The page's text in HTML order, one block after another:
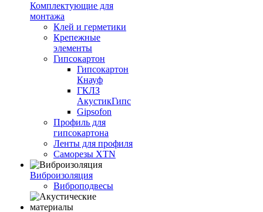
Комплектующие для
монтажа
Клей и герметики
Крепежные
элементы
Гипсокартон
Гипсокартон
Кнауф
ГКЛЗ
АкустикГипс
Gipsofon
Профиль для
гипсокартона
Ленты для профиля
Саморезы XTN
Виброизоляция
Виброподвесы